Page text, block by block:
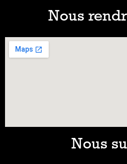
Nous
Nous